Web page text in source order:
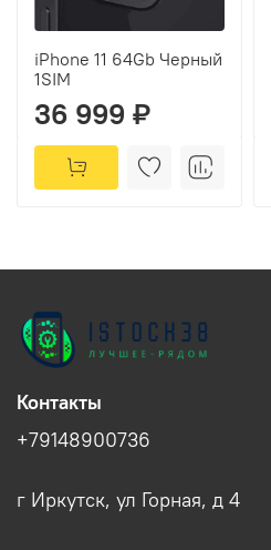
iPhone 11 64Gb Черный
1SIM
36 999 ₽
Контакты
+79148900736
г Иркутск, ул Горная, д 4